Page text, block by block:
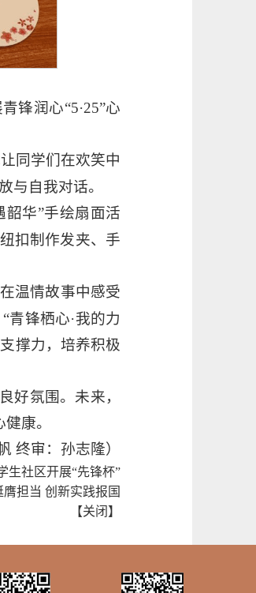
锋润心“5·25”心
同学们在欢笑中
与自我对话。
韶华”手绘扇面活
扣制作发夹、手
温情故事中感受
青锋栖心·我的力
撑力，培养积极
好氛围。未来，
康。
终审：孙志隆）
生社区开展“先锋杯”
担当 创新实践报国
【关闭 】